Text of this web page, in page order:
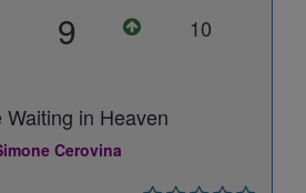
9 10
Waiting in Heaven
Cerovina